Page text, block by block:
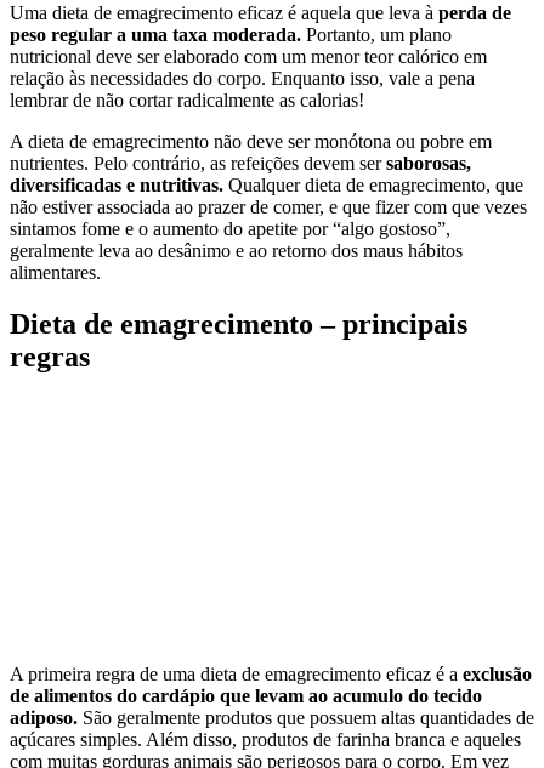
Uma dieta de emagrecimento eficaz é aquela que leva à perda de
peso regular a uma taxa moderada. Portanto, um plano
nutricional deve ser elaborado com um menor teor calórico em
relação às necessidades do corpo. Enquanto isso, vale a pena
lembrar de não cortar radicalmente as calorias!
A dieta de emagrecimento não deve ser monótona ou pobre em
nutrientes. Pelo contrário, as refeições devem sersaborosas,
diversificadas e nutritivas. Qualquer dieta de emagrecimento, que
não estiver associada ao prazer de comer, e que fizer com que vezes
sintamos fome e o aumento do apetite por “algo gostoso”,
geralmente leva ao desânimo e ao retorno dos maus hábitos
alimentares.
Dieta de emagrecimento – principais
regras
A primeira regra de uma dieta de emagrecimento eficaz é a exclusão
de alimentos do cardápio que levam ao acumulo do tecido
adiposo. São geralmente produtos que possuem altas quantidades de
açúcares simples. Além disso, produtos de farinha branca e aqueles
com muitas gorduras animais são perigosos para o corpo. Em vez